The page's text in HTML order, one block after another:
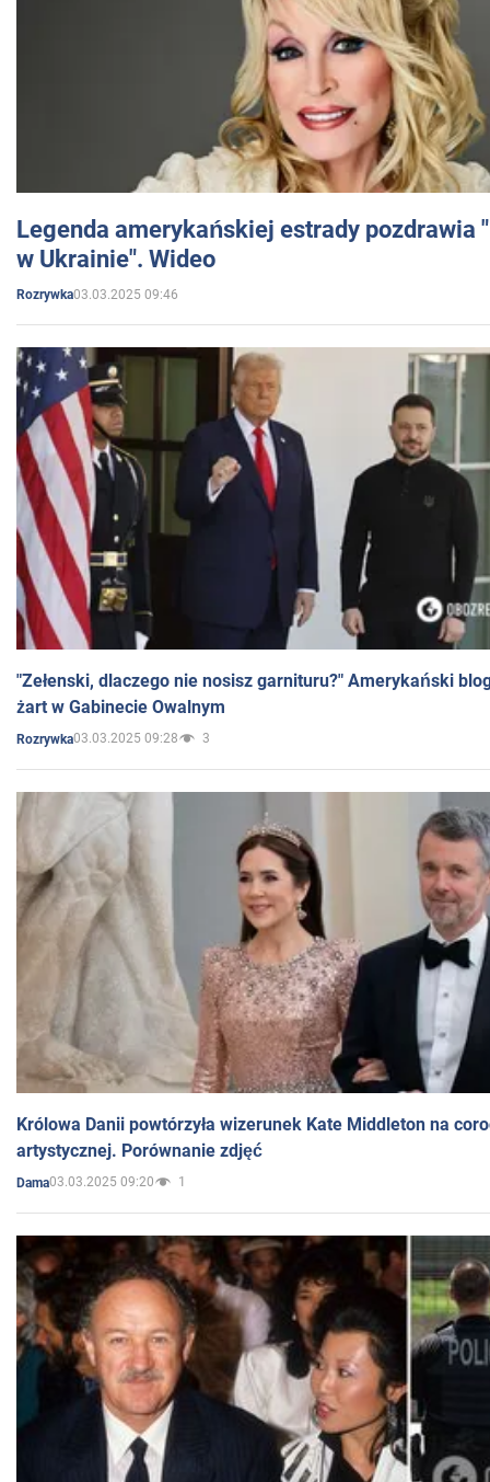
Legenda amerykańskiej estrady pozdrawia
w Ukrainie". Wideo
Rozrywka03.03.2025 09:46
"Zełenski, dlaczego nie nosisz garnituru?" Amerykański
żart w Gabinecie Owalnym
Rozrywka03.03.2025 09:28 3
Królowa Danii powtórzyła wizerunek Kate Middleton na
artystycznej. Porównanie zdjęć
Dama03.03.2025 09:20 1